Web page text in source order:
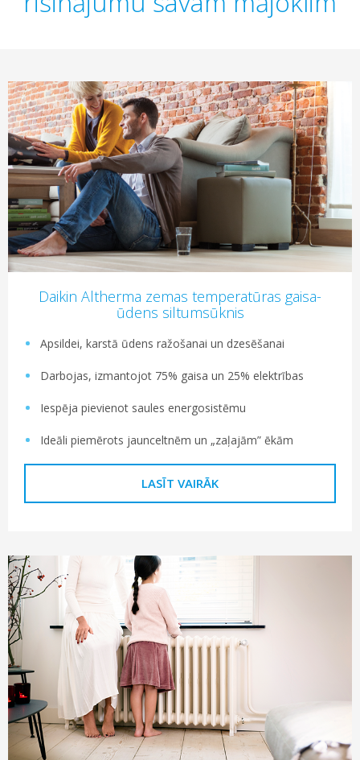
Daikin Altherma zemas temperatūras gaisa-
ūdens siltumsūknis
Apsildei, karstā ūdens ražošanai un dzesēšanai
Darbojas, izmantojot 75% gaisa un 25% elektrības
Iespēja pievienot saules energosistēmu
Ideāli piemērots jaunceltnēm un „zaļajām” ēkām
LASĪT VAIRĀK